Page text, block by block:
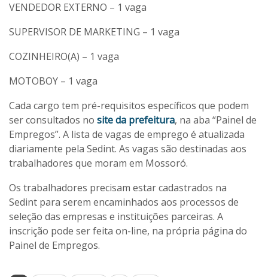
VENDEDOR EXTERNO – 1 vaga
SUPERVISOR DE MARKETING – 1 vaga
COZINHEIRO(A) – 1 vaga
MOTOBOY – 1 vaga
Cada cargo tem pré-requisitos específicos que podem
ser consultados no site da prefeitura, na aba “Painel de
Empregos”. A lista de vagas de emprego é atualizada
diariamente pela Sedint. As vagas são destinadas aos
trabalhadores que moram em Mossoró.
Os trabalhadores precisam estar cadastrados na
Sedint para serem encaminhados aos processos de
seleção das empresas e instituições parceiras. A
inscrição pode ser feita on-line, na própria página do
Painel de Empregos.